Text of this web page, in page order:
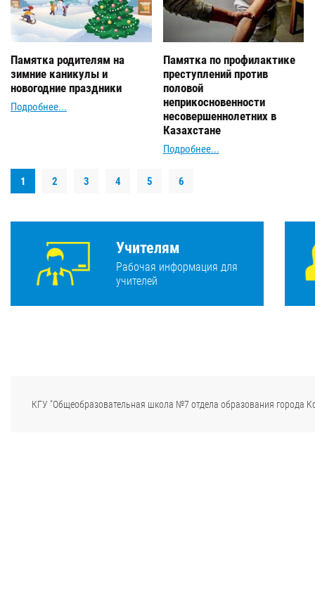
Памятка родителям на
зимние каникулы и
новогодние праздники
Подробнее...
Памятка по профилактике
преступлений против
половой
неприкосновенности
несовершеннолетних в
Казахстане
Подробнее...
1 2 3 4 5 6
Учителям
Рабочая информация для
учителей
КГУ "Общеобразовательная школа №7 отдела образования города